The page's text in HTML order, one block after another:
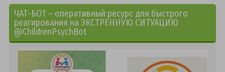
ЧАТ-БОТ – оперативный ресурс для быстрого
реагирования на ЭКСТРЕННУЮ СИТУАЦИЮ
@ChildrenPsychBot